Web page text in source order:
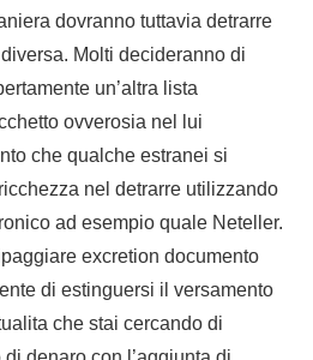
dovranno tuttavia detrarre
Molti decideranno di
un’altra lista
ovverosia nel lui
che qualche estranei si
nel detrarre utilizzando
ad esempio quale Neteller.
excretion documento
di estinguersi il versamento
che stai cercando di